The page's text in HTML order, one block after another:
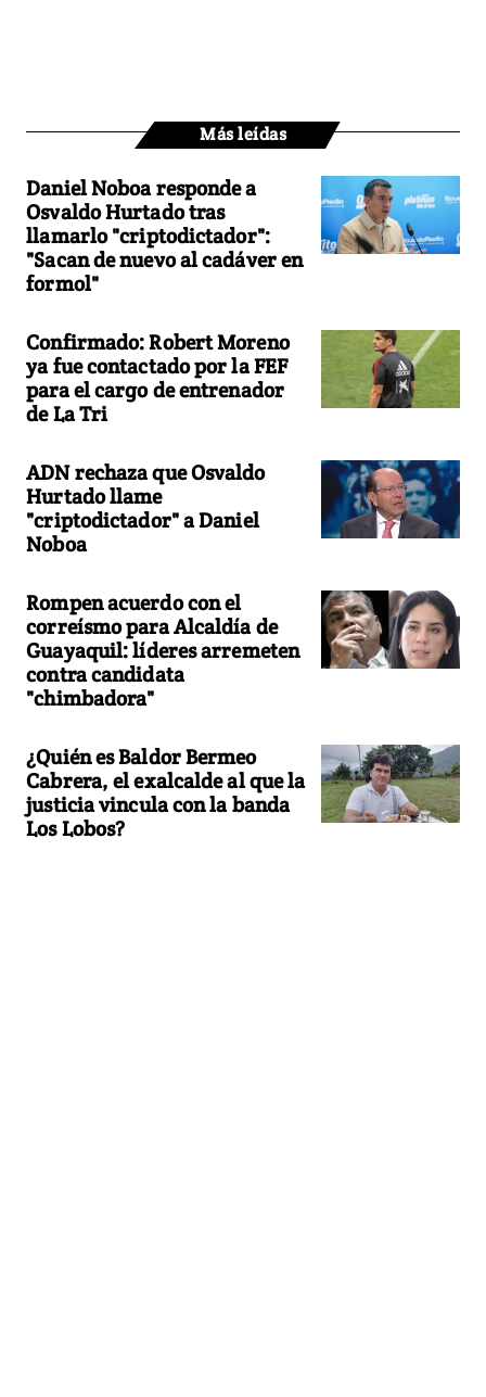
Más leídas
Daniel Noboa responde a
Osvaldo Hurtado tras
llamarlo "criptodictador":
"Sacan de nuevo al cadáver en
formol"
Confirmado: Robert Moreno
ya fue contactado por la FEF
para el cargo de entrenador
de La Tri
ADN rechaza que Osvaldo
Hurtado llame
"criptodictador" a Daniel
Noboa
Rompen acuerdo con el
correísmo para Alcaldía de
Guayaquil: líderes arremeten
contra candidata
"chimbadora"
¿Quién es Baldor Bermeo
Cabrera, el exalcalde al que la
justicia vincula con la banda
Los Lobos?